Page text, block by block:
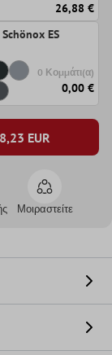
26,88 €
ES
0 Κομμάτι(α)
0,00 €
8,23 EUR
Μοιραστείτε